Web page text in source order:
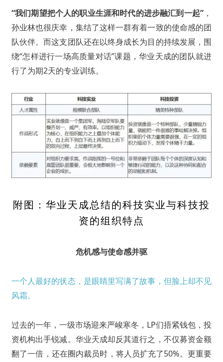
“我们期望把个人的职业生涯和时代的进步融汇到一起”，
孙业林也很庆幸，集结了这样一群有着一致的使命感的团
队伙伴。而这支团队还在以终身成长为目的持续发展，围
绕“怎样进行一场高质量对话”课题，华业天成的团队就进
行了为期2天的专业训练。
附图：华业天成总结的科技实业与科技投
资的组织特点
危机感与使命感并驱
一个人最好的状态，是眼睛里写满了故事，但脸上却不见
风霜。
过去的一年，一级市场迎来严峻寒冬，LP们捂紧钱包，投
资机构出手锐减。华业天成却反其道行之，不仅募资金额
翻了一倍，还在圈内裁员时，将人员扩充了50%。更重要